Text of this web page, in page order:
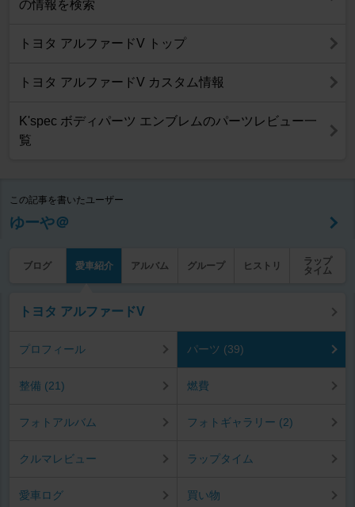
の情報を検索
トヨタ アルファードV トップ
トヨタ アルファードV カスタム情報
K'spec ボディパーツ エンブレムのパーツレビュー一
覧
この記事を書いたユーザー
ゆーや＠
ブログ 愛車紹介 アルバム グループ ヒストリ
ラップ
タイム
トヨタ アルファードV
プロフィール パーツ (39)
整備 (21) 燃費
フォトアルバム フォトギャラリー (2)
クルマレビュー ラップタイム
愛車ログ 買い物